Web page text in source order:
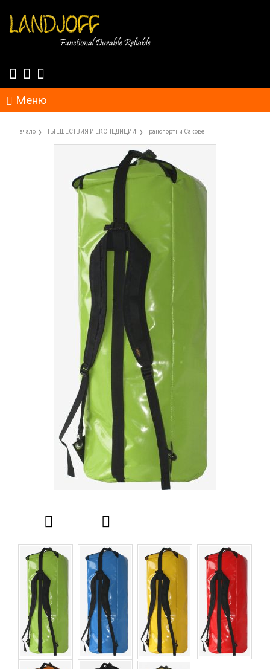
Меню
Начало ПЪТЕШЕСТВИЯ И ЕКСПЕДИЦИИ Транспортни Сакове